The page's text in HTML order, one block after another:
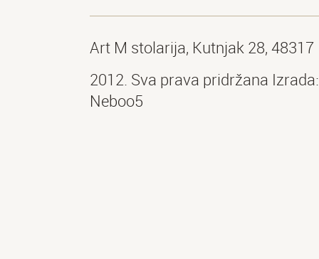
Art M stolarija, Kutnjak 28,
2012. Sva prava pridržana Izrada:
Neboo5